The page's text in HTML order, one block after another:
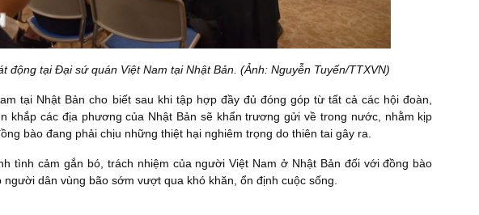
động tại Đại sứ quán Việt Nam tại Nhật Bản. (Ảnh: Nguyễn Tuyến/TTXVN)
tại Nhật Bản cho biết sau khi tập hợp đầy đủ đóng góp từ tất cả các hội đoàn,
khắp các địa phương của Nhật Bản sẽ khẩn trương gửi về trong nước, nhằm kịp
bào đang phải chịu những thiệt hại nghiêm trọng do thiên tai gây ra.
tình cảm gắn bó, trách nhiệm của người Việt Nam ở Nhật Bản đối với đồng bào
dân vùng bão sớm vượt qua khó khăn, ổn định cuộc sống.